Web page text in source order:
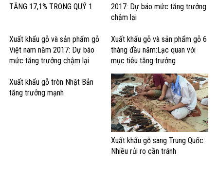
TĂNG 17,1% TRONG QUÝ 1
2017: Dự báo mức tăng trưởng
chậm lại
Xuất khẩu gỗ và sản phẩm gỗ
Việt nam năm 2017: Dự báo
mức tăng trưởng chậm lại
Xuất khẩu gỗ và sản phẩm gỗ 6
tháng đầu năm:Lạc quan với
mục tiêu tăng trưởng
Xuất khẩu gỗ tròn Nhật Bản
tăng trưởng mạnh
Xuất khẩu gỗ sang Trung Quốc:
Nhiều rủi ro cần tránh